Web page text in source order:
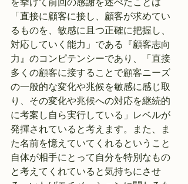
「直接に顧客に接し、顧客が求めてい
るものを、敏感に且つ正確に把握し、
対応していく能力」である『顧客志向
力』のコンピテンシーであり、「直接
多くの顧客に接することで顧客ニーズ
の一般的な変化や兆候を敏感に感じ取
り、その変化や兆候への対応を継続的
に考案し自ら実行している」レベルが
発揮されていると考えます。また、ま
た名前を憶えていてくれるということ
自体が相手にとって自分を特別なもの
と考えてくれていると気持ちにさせ